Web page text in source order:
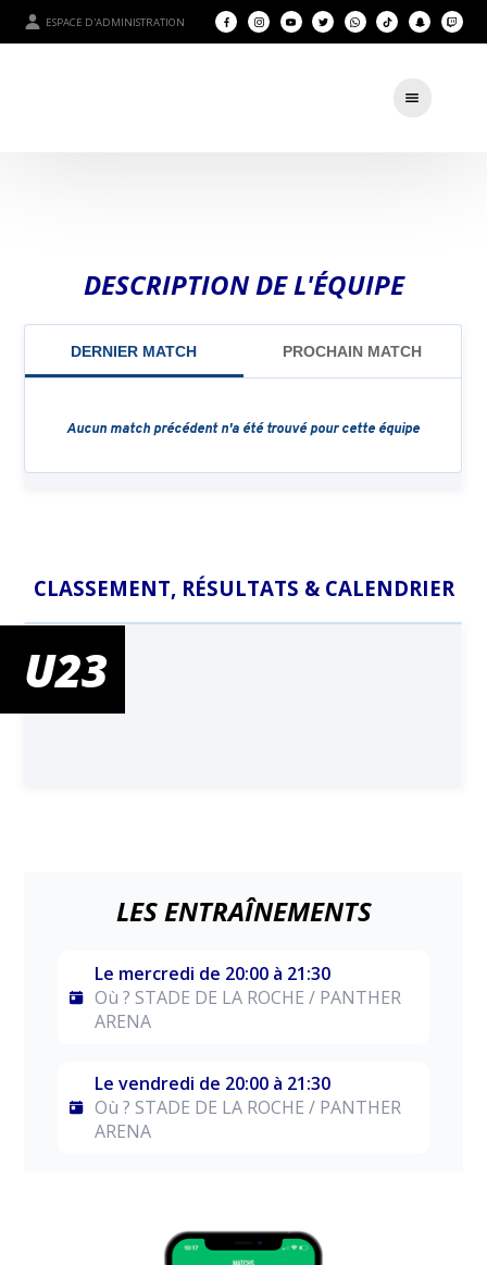
ESPACE D'ADMINISTRATION
U23
DESCRIPTION DE L'ÉQUIPE
CLASSEMENT, RÉSULTATS & CALENDRIER
LES ENTRAÎNEMENTS
Le mercredi de 20:00 à 21:30
Où ? STADE DE LA ROCHE / PANTHER
ARENA
Le vendredi de 20:00 à 21:30
Où ? STADE DE LA ROCHE / PANTHER
ARENA